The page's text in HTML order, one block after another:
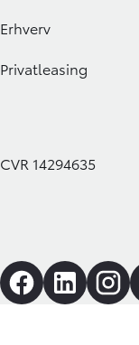
Erhverv
Privatleasing
CVR 14294635